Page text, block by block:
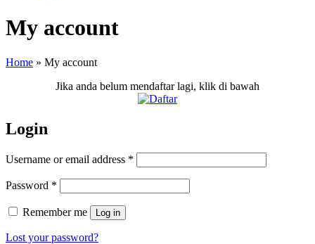
My account
Home » My account
Jika anda belum mendaftar lagi, klik di bawah
Login
Username or email address *
Password *
Remember me Log in
Lost your password?